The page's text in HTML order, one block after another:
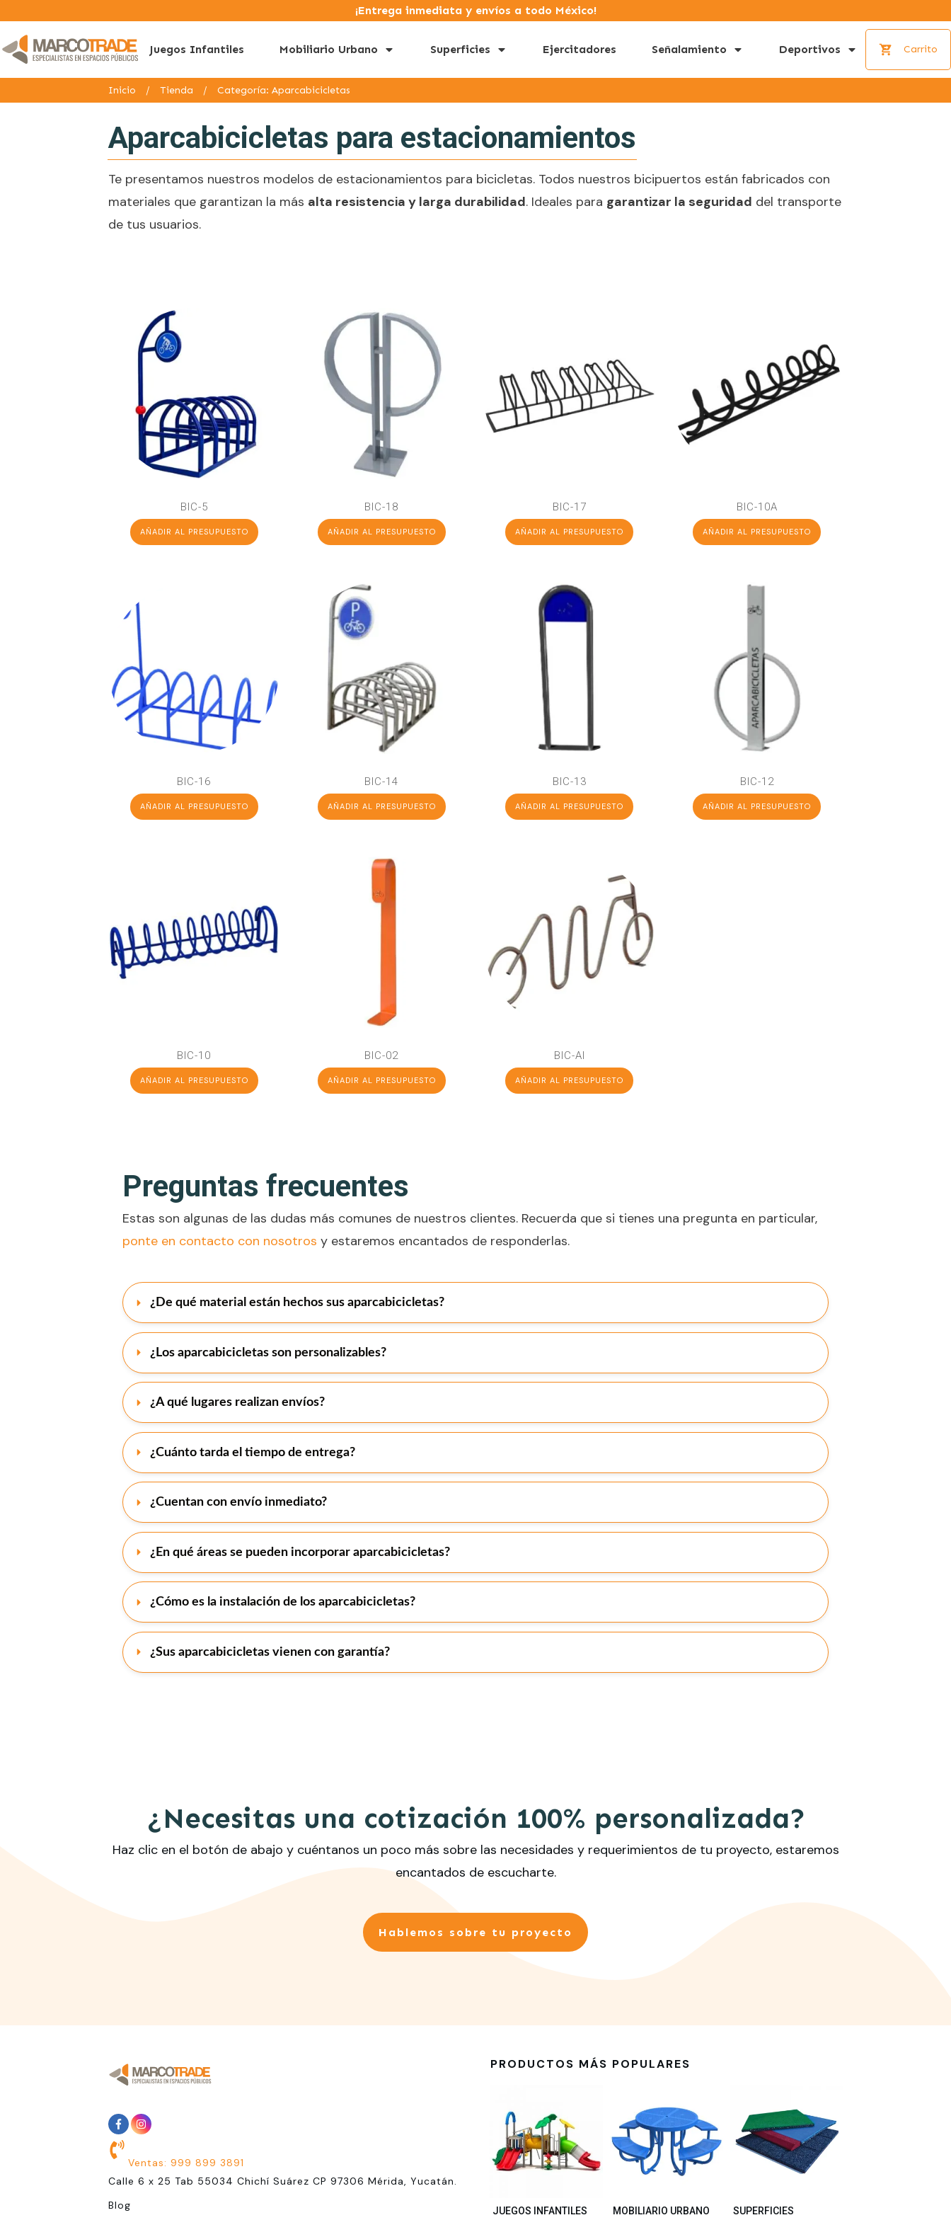
¡Entrega inmediata y envíos a todo México!
Juegos Infantiles Mobiliario Urbano Superficies Ejercitadores Señalamiento Deportivos Carrito
Inicio / Tienda / Categoría: Aparcabicicletas
Aparcabicicletas para estacionamientos
Te presentamos nuestros modelos de estacionamientos para bicicletas. Todos nuestros bicipuertos están fabricados con
materiales que garantizan la más alta resistencia y larga durabilidad. Ideales para garantizar la seguridad del transporte
de tus usuarios.
BIC-5
AÑADIR AL PRESUPUESTO
BIC-18
AÑADIR AL PRESUPUESTO
BIC-17
AÑADIR AL PRESUPUESTO
BIC-10A
AÑADIR AL PRESUPUESTO
BIC-16
AÑADIR AL PRESUPUESTO
BIC-14
AÑADIR AL PRESUPUESTO
BIC-13
AÑADIR AL PRESUPUESTO
BIC-12
AÑADIR AL PRESUPUESTO
BIC-10
AÑADIR AL PRESUPUESTO
BIC-02
AÑADIR AL PRESUPUESTO
BIC-AI
AÑADIR AL PRESUPUESTO
Preguntas frecuentes
Estas son algunas de las dudas más comunes de nuestros clientes. Recuerda que si tienes una pregunta en particular,
ponte en contacto con nosotros y estaremos encantados de responderlas.
¿De qué material están hechos sus aparcabicicletas?
¿Los aparcabicicletas son personalizables?
¿A qué lugares realizan envíos?
¿Cuánto tarda el tiempo de entrega?
¿Cuentan con envío inmediato?
¿En qué áreas se pueden incorporar aparcabicicletas?
¿Cómo es la instalación de los aparcabicicletas?
¿Sus aparcabicicletas vienen con garantía?
¿Necesitas una cotización 100% personalizada?
Haz clic en el botón de abajo y cuéntanos un poco más sobre las necesidades y requerimientos de tu proyecto, estaremos
encantados de escucharte.
Hablemos sobre tu proyecto
Ventas: 999 899 3891
Calle 6 x 25 Tab 55034 Chichí Suárez CP 97306 Mérida, Yucatán.
Blog
PRODUCTOS MÁS POPULARES
JUEGOS INFANTILES MOBILIARIO URBANO SUPERFICIES